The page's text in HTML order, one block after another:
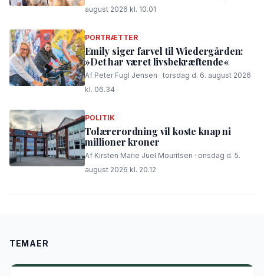
august 2026 kl. 10.01
PORTRÆTTER
Emily siger farvel til Wiedergården:
»Det har været livsbekræftende«
Af Peter Fugl Jensen · torsdag d. 6. august 2026
kl. 06.34
POLITIK
Tolærerordning vil koste knap ni
millioner kroner
Af Kirsten Marie Juel Mouritsen · onsdag d. 5.
august 2026 kl. 20.12
TEMAER